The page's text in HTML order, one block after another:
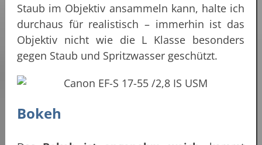
Staub im Objektiv ansammeln kann, halte ich
durchaus für realistisch – immerhin ist das
Objektiv nicht wie die L Klasse besonders
gegen Staub und Spritzwasser geschützt.
Bokeh